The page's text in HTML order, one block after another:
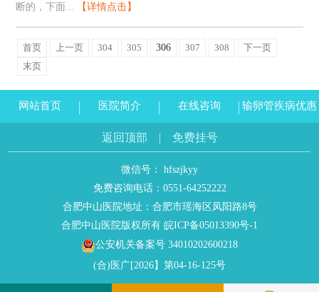
断的，下面...
【详情点击】
首页 上一页 304 305 306 307 308
下一页
末页
网站首页 医院简介 在线咨询 输卵管疾病优惠
返回顶部 | 免费挂号
微信号： hfszjkyy
免费咨询电话： 0551-64252222
合肥中山医院地址：合肥市瑶海区凤阳路8号
合肥中山医院版权所有 皖ICP备05013390号-1
公安机关备案号 34010202600218
(合)医广[2026】第04-16-125号